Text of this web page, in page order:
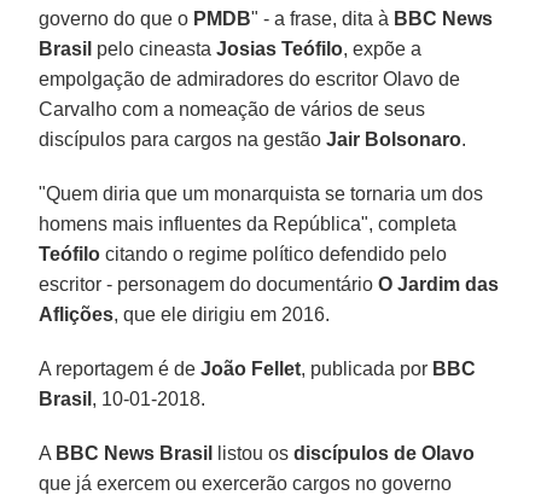
governo do que o PMDB" - a frase, dita à BBC News
Brasil pelo cineastaJosias Teófilo, expõe a
empolgação de admiradores do escritor Olavo de
Carvalho com a nomeação de vários de seus
discípulos para cargos na gestãoJair Bolsonaro.
"Quem diria que um monarquista se tornaria um dos
homens mais influentes da República", completa
Teófilo citando o regime político defendido pelo
escritor - personagem do documentárioO Jardim das
Aflições, que ele dirigiu em 2016.
A reportagem é deJoão Fellet, publicada por BBC
Brasil , 10-01-2018.
A BBC News Brasil listou os discípulos de Olavo
que já exercem ou exercerão cargos no governo